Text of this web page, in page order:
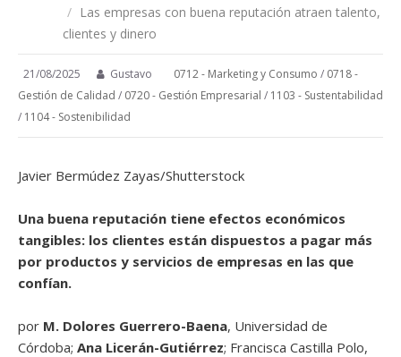
/ Las empresas con buena reputación atraen talento,
clientes y dinero
21/08/2025 Gustavo 0712 - Marketing y Consumo / 0718 -
Gestión de Calidad / 0720 - Gestión Empresarial / 1103 - Sustentabilidad
/ 1104 - Sostenibilidad
Javier Bermúdez Zayas/Shutterstock
Una buena reputación tiene efectos económicos
tangibles: los clientes están dispuestos a pagar más
por productos y servicios de empresas en las que
confían.
por M. Dolores Guerrero-Baena, Universidad de
Córdoba; Ana Licerán-Gutiérrez; Francisca Castilla Polo,